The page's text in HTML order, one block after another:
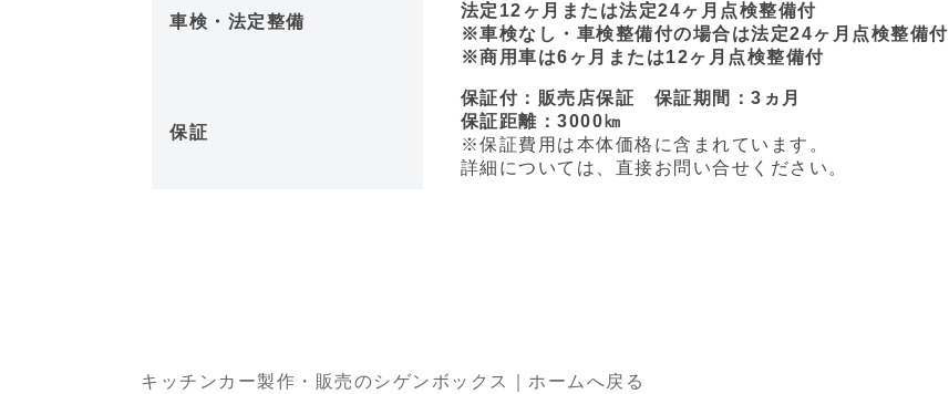
車検・法定整備
法定12ヶ月または法定24ヶ月点検整備付
※車検なし・車検整備付の場合は法定24ヶ月点検整備付
※商用車は6ヶ月または12ヶ月点検整備付
保証
保証付：販売店保証 保証期間：3ヵ月
保証距離：3000㎞
※保証費用は本体価格に含まれています。
詳細については、直接お問い合せください。
キッチンカー製作・販売のシゲンボックス｜ホームへ戻る